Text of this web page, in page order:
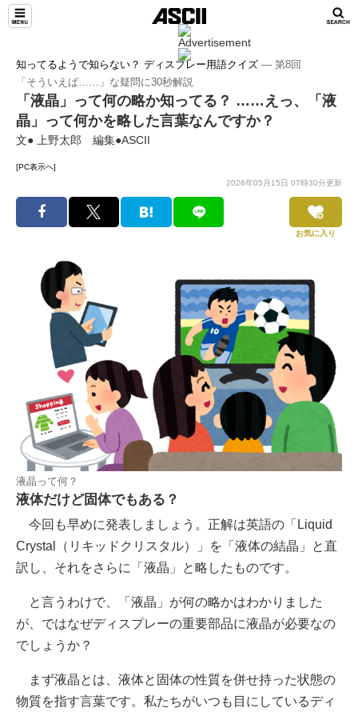
知ってるようで知らない？ ディスプレー用語クイズ ― 第8回
「そういえば……」な疑問に30秒解説
「液晶」って何の略か知ってる？ ……えっ、「液
晶」って何かを略した言葉なんですか？
文● 上野太郎 編集●ASCII
[PC表示へ]
2026年05月15日 07時30分更新
お気に入り
液晶って何？
液体だけど固体でもある？
今回も早めに発表しましょう。正解は英語の「Liquid
Crystal（リキッドクリスタル）」を「液体の結晶」と直
訳し、それをさらに「液晶」と略したものです。
と言うわけで、「液晶」が何の略かはわかりました
が、ではなぜディスプレーの重要部品に液晶が必要なの
でしょうか？
まず液晶とは、液体と固体の性質を併せ持った状態の
物質を指す言葉です。私たちがいつも目にしているディ